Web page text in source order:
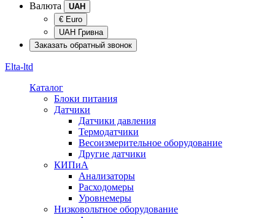
Валюта
UAH
€ Euro
UAH Гривна
Заказать обратный звонок
Elta-ltd
Каталог
Блоки питания
Датчики
Датчики давления
Термодатчики
Весоизмерительное оборудование
Другие датчики
КИПиА
Анализаторы
Расходомеры
Уровнемеры
Низковольтное оборудование